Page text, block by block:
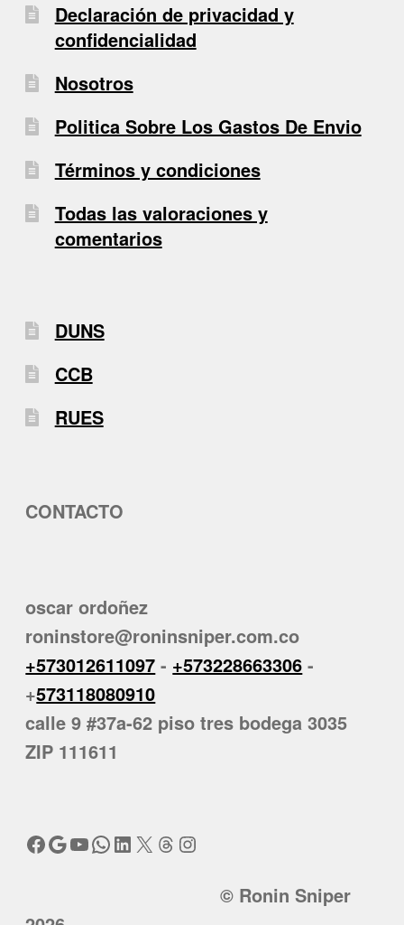
Declaración de privacidad y
confidencialidad
Nosotros
Politica Sobre Los Gastos De Envio
Términos y condiciones
Todas las valoraciones y
comentarios
DUNS
CCB
RUES
CONTACTO
oscar ordoñez
roninstore@roninsniper.com.co
+573012611097 - +573228663306 -
+573118080910
calle 9 #37a-62 piso tres bodega 3035
ZIP 111611
Facebook
Google
YouTube
WhatsApp
LinkedIn
X Threads
Instagram
© Ronin Sniper